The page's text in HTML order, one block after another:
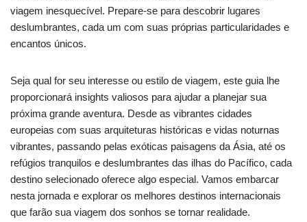
viagem inesquecível. Prepare-se para descobrir lugares
deslumbrantes, cada um com suas próprias particularidades e
encantos únicos.
Seja qual for seu interesse ou estilo de viagem, este guia lhe
proporcionará insights valiosos para ajudar a planejar sua
próxima grande aventura. Desde as vibrantes cidades
europeias com suas arquiteturas históricas e vidas noturnas
vibrantes, passando pelas exóticas paisagens da Ásia, até os
refúgios tranquilos e deslumbrantes das ilhas do Pacífico, cada
destino selecionado oferece algo especial. Vamos embarcar
nesta jornada e explorar os melhores destinos internacionais
que farão sua viagem dos sonhos se tornar realidade.